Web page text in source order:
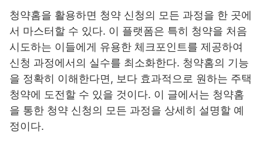
청약홈을 활용하면 청약 신청의 모든 과정을 한 곳에
서 마스터할 수 있다. 이 플랫폼은 특히 청약을 처음
시도하는 이들에게 유용한 체크포인트를 제공하여
신청 과정에서의 실수를 최소화한다. 청약홈의 기능
을 정확히 이해한다면, 보다 효과적으로 원하는 주택
청약에 도전할 수 있을 것이다. 이 글에서는 청약홈
을 통한 청약 신청의 모든 과정을 상세히 설명할 예
정이다.